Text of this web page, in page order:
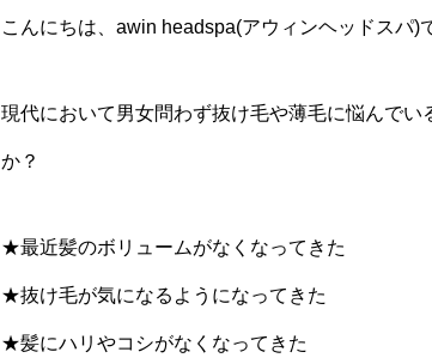
こんにちは、awin headspa(アウィンヘッドスパ)
現代において男女問わず抜け毛や薄毛に悩んでい
か？
★最近髪のボリュームがなくなってきた
★抜け毛が気になるようになってきた
★髪にハリやコシがなくなってきた